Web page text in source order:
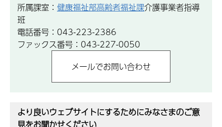
所属課室： 健康福祉部高齢者福祉課介護事業者指導
班
電話番号：043-223-2386
ファックス番号：043-227-0050
より良いウェブサイトにするためにみなさまのご意
見をお聞かせください